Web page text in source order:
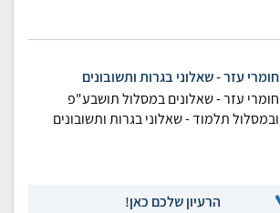
חומרי עזר - שאלוני בגרות ותשובונים
חומרי עזר - שאלונים במסלול תושבע"פ
ובמסלול תלמוד - שאלוני בגרות ותשובונים
הרעיון שלכם כאן!